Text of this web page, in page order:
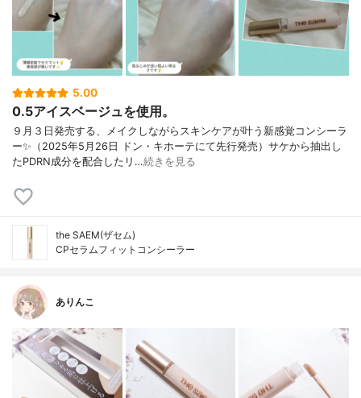
5.00
0.5アイスベージュを使用。
９月３日発売する、メイクしながらスキンケアが叶う新感覚コンシーラ
ー✨（2025年5月26日 ドン・キホーテにて先行発売）サケから抽出し
たPDRN成分を配合したリ…続きを見る
the SAEM(ザセム)
CPセラムフィットコンシーラー
ありんこ